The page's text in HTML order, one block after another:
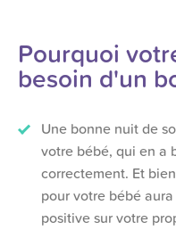
Pourquoi
besoin d'un
Une bonne nuit de
votre bébé, qui en a
correctement. Et
pour votre bébé
positive sur votre